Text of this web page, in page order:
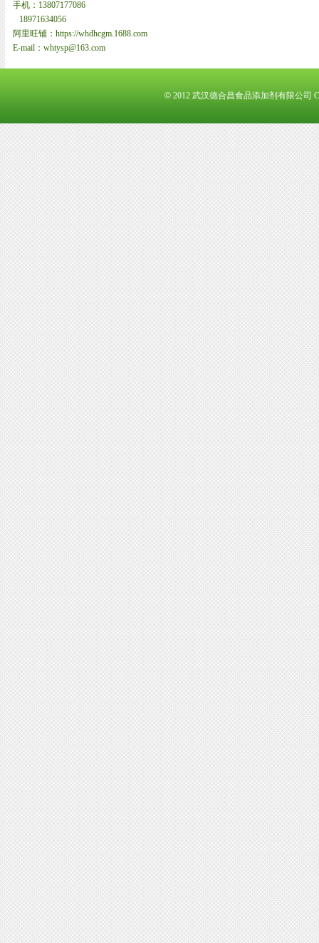
手机：13807177086
18971634056
阿里旺铺：https://whdhcgm.1688.com
E-mail：whtysp@163.com
©2012 武汉德合昌食品添加剂有限公司